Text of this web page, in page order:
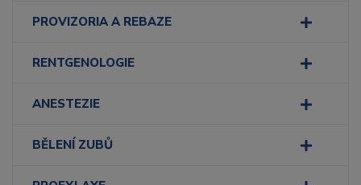
PROVIZORIA A REBAZE
RENTGENOLOGIE
ANESTEZIE
BĚLENÍ ZUBŮ